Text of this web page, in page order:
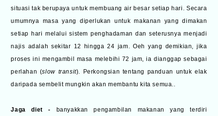
situasi tak berupaya untuk membuang air besar setiap hari. Secara
umumnya masa yang diperlukan untuk makanan yang dimakan
setiap hari melalui sistem penghadaman dan seterusnya menjadi
najis adalah sekitar 12 hingga 24 jam. Oeh yang demikian, jika
proses ini mengambil masa melebihi 72 jam, ia dianggap sebagai
perlahan (slow transit). Perkongsian tentang panduan untuk elak
daripada sembelit mungkin akan membantu kita semua..
Jaga diet -
banyakkan pengambilan makanan yang terdiri